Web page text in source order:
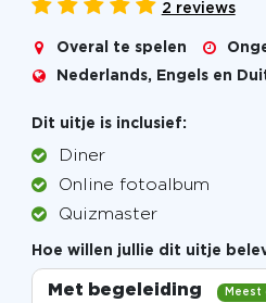
2 reviews
Overal te spelen
Nederlands, Engels en
Dit uitje is inclusief:
Diner
Online fotoalbum
Quizmaster
Hoe willen jullie dit uitje
Met begeleiding Meest